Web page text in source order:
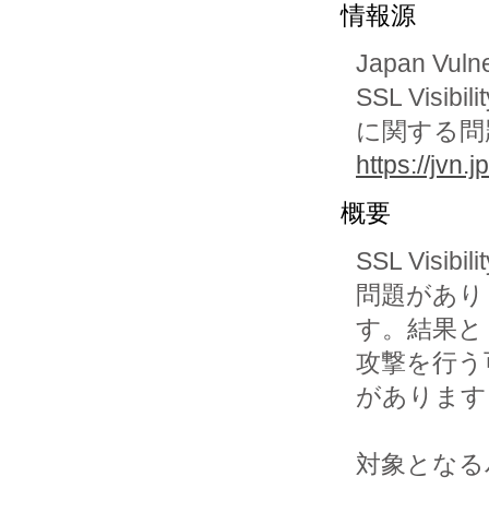
情報源
Japan
SSL
に関する
https://
概要
SSL
問題があ
す。結果
攻撃を行
がありま
対象とな